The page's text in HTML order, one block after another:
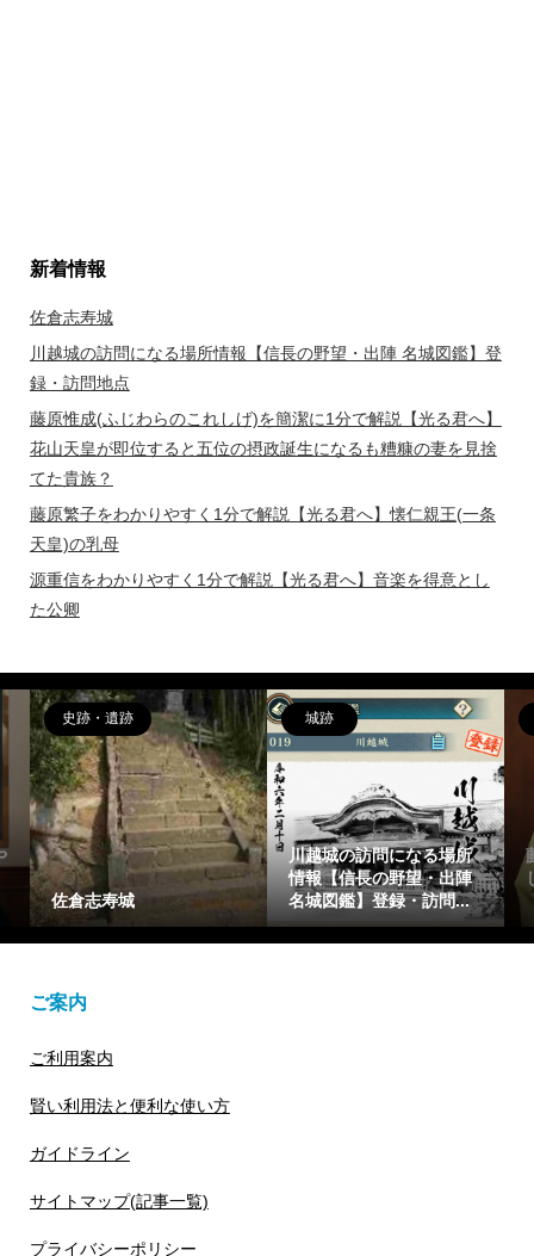
新着情報
佐倉志寿城
川越城の訪問になる場所情報【信長の野望・出陣 名城図鑑】登
録・訪問地点
藤原惟成(ふじわらのこれしげ)を簡潔に1分で解説【光る君へ】
花山天皇が即位すると五位の摂政誕生になるも糟糠の妻を見捨
てた貴族？
藤原繁子をわかりやすく1分で解説【光る君へ】懐仁親王(一条
天皇)の乳母
源重信をわかりやすく1分で解説【光る君へ】音楽を得意とし
た公卿
史跡・遺跡
佐倉志寿城
城跡
川越城の訪問になる場所
情報【信長の野望・出陣
名城図鑑】登録・訪問...
ご案内
ご利用案内
賢い利用法と便利な使い方
ガイドライン
サイトマップ(記事一覧)
プライバシーポリシー